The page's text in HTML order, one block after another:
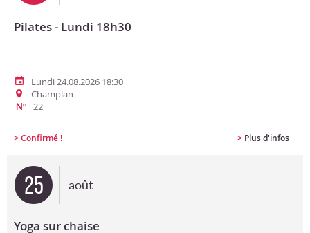
Pilates - Lundi 18h30
Lundi 24.08.2026 18:30
Champlan
N° 22
>Confirmé ! > Plus d'infos
25 août
Yoga sur chaise